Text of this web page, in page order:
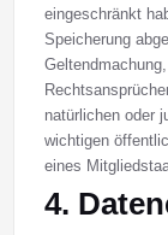
eingeschränkt
Speicherung
natürlichen oder
wichtigen
eines
4.